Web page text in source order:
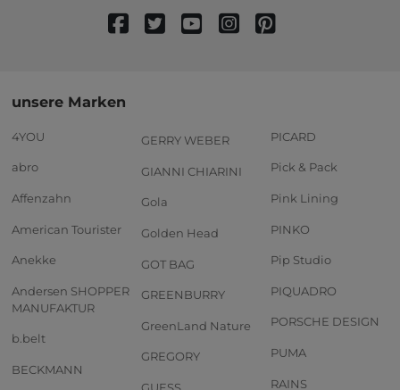
unsere Marken
4YOU
abro
Affenzahn
American Tourister
Anekke
Andersen SHOPPER
MANUFAKTUR
b.belt
BECKMANN
GERRY WEBER
GIANNI CHIARINI
Gola
Golden Head
GOT BAG
GREENBURRY
GreenLand Nature
GREGORY
PICARD
Pick & Pack
Pink Lining
PINKO
Pip Studio
PIQUADRO
PORSCHE DESIGN
PUMA
RAINS